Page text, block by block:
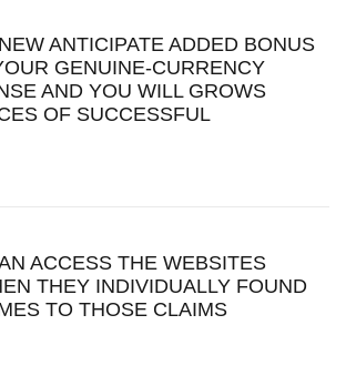
ANTICIPATE ADDED BONUS
GENUINE-CURRENCY
AND YOU WILL GROWS
OF SUCCESSFUL
ACCESS THE WEBSITES
THEY INDIVIDUALLY FOUND
TO THOSE CLAIMS